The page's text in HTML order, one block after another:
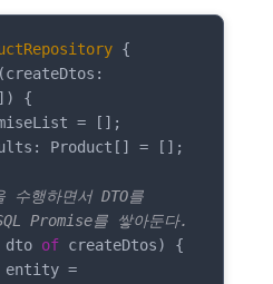
{
{
= [];
Product[] = [];
행하면서 DTO를
Promise를 쌓아둔다.
dto of createDtos) {
entity =